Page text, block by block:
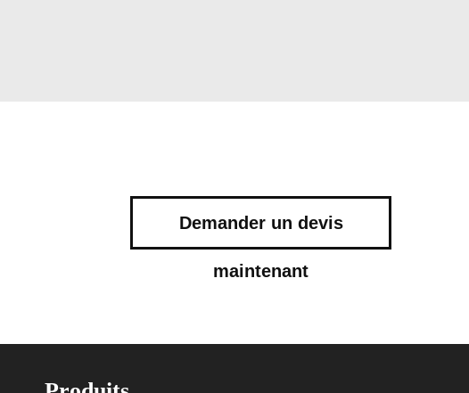
Demander un devis
maintenant